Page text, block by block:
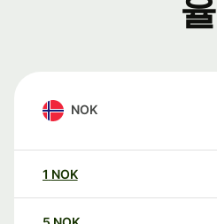
율
NOK
1 NOK